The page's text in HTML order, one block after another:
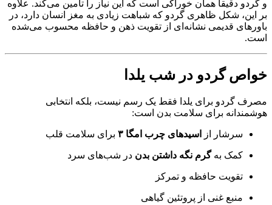
و گردو دقیقاً همان خوراکی است که این نیاز را تأمین می‌کند. علاوه
بر این، شکل ظاهری گردو که شباهت زیادی به مغز انسان دارد، در
باورهای قدیمی نشانه‌ای از تقویت ذهن و حافظه محسوب می‌شده
است.
خواص گردو در شب یلدا
مصرف گردو برای یلدا فقط یک رسم نیست، بلکه انتخابی
هوشمندانه برای سلامت بدن است:
سرشار از اسیدهای چرب امگا ۳ برای سلامت قلب
کمک بهگرم نگه داشتن بدن در شب‌های سرد
تقویت حافظه و تمرکز
منبع غنی از پروتئین گیاهی